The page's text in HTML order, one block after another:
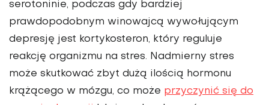
serotoninie, podczas gdy bardziej
prawdopodobnym winowajcą wywołującym
depresję jest kortykosteron, który reguluje
reakcję organizmu na stres. Nadmierny stres
może skutkować zbyt dużą ilością hormonu
krążącego w mózgu, co może przyczynić się do